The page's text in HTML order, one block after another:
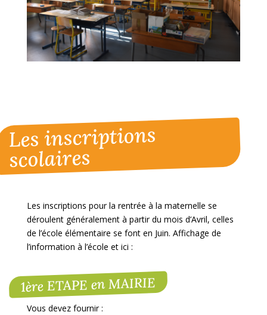
Les inscriptions
scolaires
Les inscriptions pour la rentrée à la maternelle se
déroulent généralement à partir du mois d’Avril, celles
de l’école élémentaire se font en Juin. Affichage de
l’information à l’école et ici :
1ère ETAPE en MAIRIE
Vous devez fournir :